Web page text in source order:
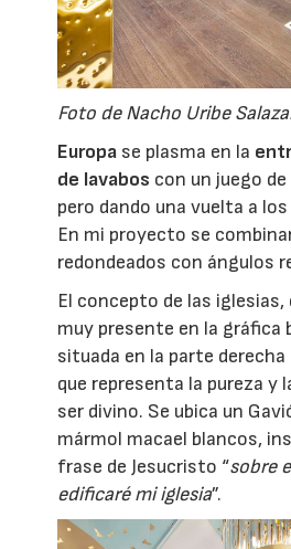
Foto de Nacho Uribe
Europa se plasma en la
de lavabos con un juego
pero dando una vuelta a
En mi proyecto se
redondeados con ángulos
El concepto de las
muy presente en la gráfica
situada en la parte
que representa la pureza y
ser divino. Se ubica un
mármol macael blancos,
frase de Jesucristo “sobre
edificaré mi iglesia”.